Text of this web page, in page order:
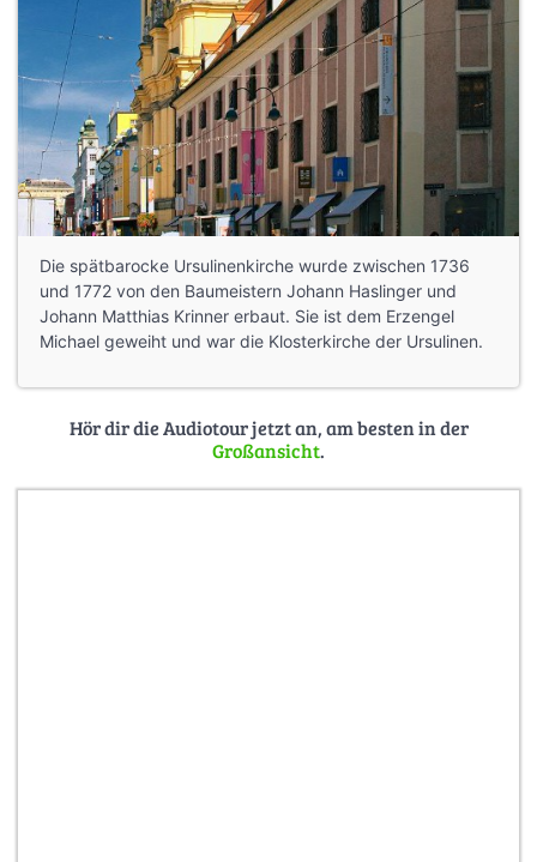
Die spätbarocke Ursulinenkirche wurde zwischen 1736
und 1772 von den Baumeistern Johann Haslinger und
Johann Matthias Krinner erbaut. Sie ist dem Erzengel
Michael geweiht und war die Klosterkirche der Ursulinen.
Hör dir die Audiotour jetzt an, am besten in der
Großansicht.